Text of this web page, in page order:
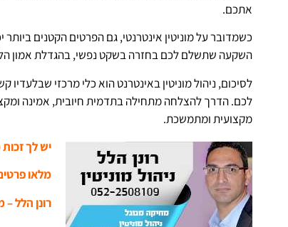
אתכם.
כשמדובר על מוניטין אינטרנטי, גם הפרטים הקטנים
השקעה שתשלם לכם בחזרה בשקט נפשי, בהגדלת אמון
לסיכום, ניהול מוניטין באינטרנט הוא כלי מרכזי
לכם. הדרך להצלחה מתחילה בתדמית חיובית, אמינה
מקצועית ומתמשכת.
יש לך
מלאו
רונן הלל –